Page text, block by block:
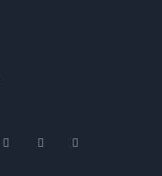
Amazon Pinterest